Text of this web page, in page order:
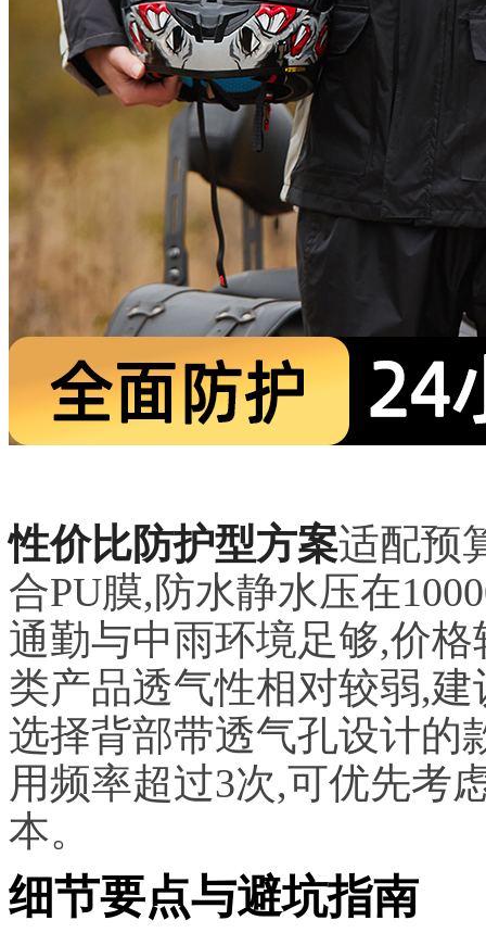
性价比防护型方案适配预
合PU膜,防水静水压在
通勤与中雨环境足够,价
类产品透气性相对较弱,
选择背部带透气孔设计的
用频率超过3次,可优先考
本。
细节要点与避坑指南